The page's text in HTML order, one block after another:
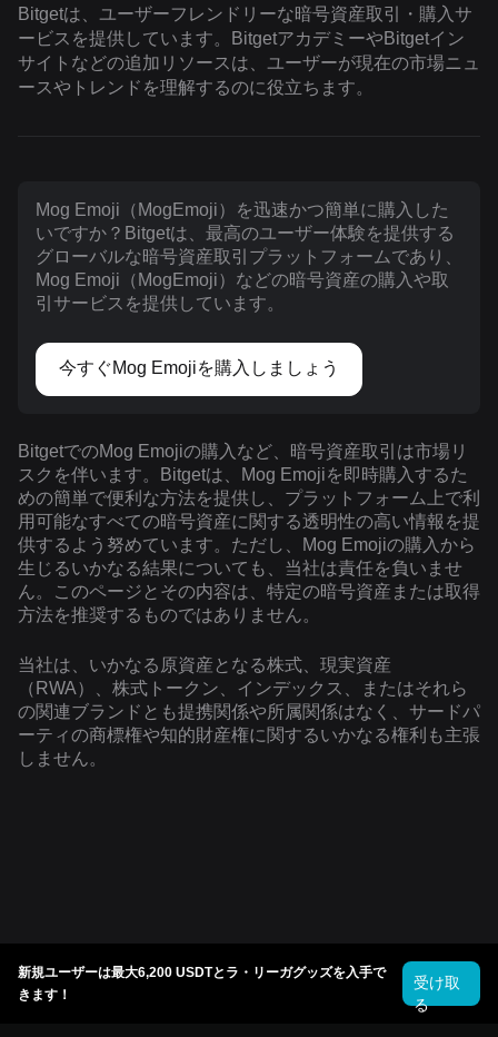
Bitgetは、ユーザーフレンドリーな暗号資産取引・購入サ
ービスを提供しています。BitgetアカデミーやBitgetイン
サイトなどの追加リソースは、ユーザーが現在の市場ニュ
ースやトレンドを理解するのに役立ちます。
Mog Emoji（MogEmoji）を迅速かつ簡単に購入した
いですか？Bitgetは、最高のユーザー体験を提供する
グローバルな暗号資産取引プラットフォームであり、
Mog Emoji（MogEmoji）などの暗号資産の購入や取
引サービスを提供しています。
今すぐMog Emojiを購入しましょう
BitgetでのMog Emojiの購入など、暗号資産取引は市場リ
スクを伴います。Bitgetは、Mog Emojiを即時購入するた
めの簡単で便利な方法を提供し、プラットフォーム上で利
用可能なすべての暗号資産に関する透明性の高い情報を提
供するよう努めています。ただし、Mog Emojiの購入から
生じるいかなる結果についても、当社は責任を負いませ
ん。このページとその内容は、特定の暗号資産または取得
方法を推奨するものではありません。
当社は、いかなる原資産となる株式、現実資産
（RWA）、株式トークン、インデックス、またはそれら
の関連ブランドとも提携関係や所属関係はなく、サードパ
ーティの商標権や知的財産権に関するいかなる権利も主張
しません。
新規ユーザーは最大6,200 USDTとラ・リーガグッズを入手で
きます！
受け取
る